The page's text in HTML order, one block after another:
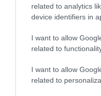
related to analytics
device identifiers in
I want to allow
related to
I want to allow
related to